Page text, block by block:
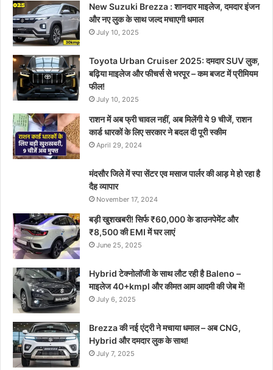
New Suzuki Brezza : शानदार माइलेज, दमदार इंजन
और नए लुक के साथ जल्द मचाएगी धमाल
July 10, 2025
Toyota Urban Cruiser 2025: दमदार SUV लुक,
बढ़िया माइलेज और फीचर्स से भरपूर – कम बजट में प्रीमियम
फील!
July 10, 2025
राशन में अब फ्री चावल नहीं, अब मिलेंगी ये 9 चीजें, राशन
कार्ड धारकों के लिए सरकार ने बदल दी पूरी स्कीम
April 29, 2024
मंदसौर जिले में स्पा सेंटर एव मसाज पार्लर की आड़ मे हो रहा है
दैह व्यापार
November 17, 2024
बड़ी खुशखबरी! सिर्फ ₹60,000 के डाउनपेमेंट और
₹8,500 की EMI में घर लाएं
June 25, 2025
Hybrid टेक्नोलॉजी के साथ लौट रही है Baleno –
माइलेज 40+kmpl और कीमत आम आदमी की जेब में!
July 6, 2025
Brezza की नई एंट्री ने मचाया धमाल – अब CNG,
Hybrid और दमदार लुक के साथ!
July 7, 2025